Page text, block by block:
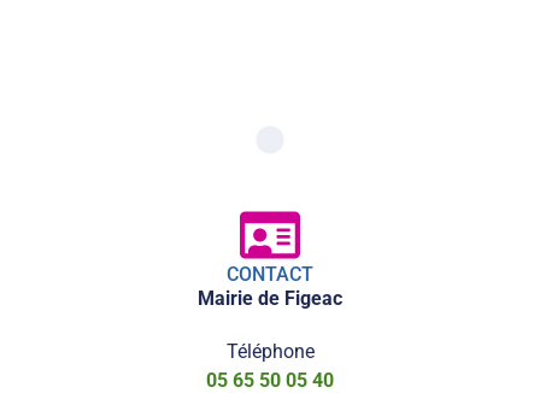
CONTACT
Mairie de Figeac
Téléphone
05 65 50 05 40